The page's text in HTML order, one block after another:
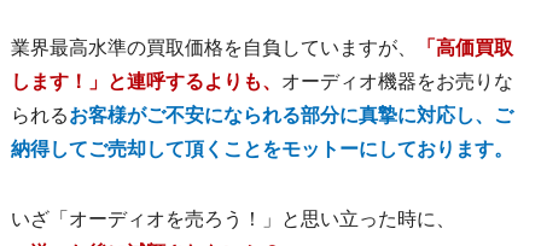
業界最高水準の買取価格を自負していますが、
「高価買取
します！」と連呼するよりも、 オーディオ機器をお売りな
られるお客様がご不安になられる部分に真摯に対応し、ご
納得してご売却して頂くことをモットーにしております。
いざ「オーディオを売ろう！」と思い立った時に、